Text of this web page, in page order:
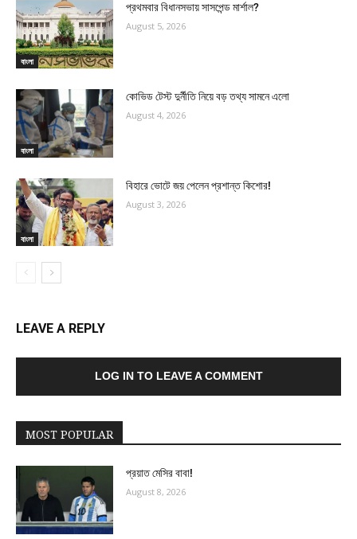
বাংলা
প্রথমবার বিধানসভায় সাসপেন্ড মার্শাল?
August 5, 2026
বাংলা
কোভিড টেস্ট দুর্নীতি নিয়ে বড় তথ্য সামনে এলো
August 4, 2026
বাংলা
বিহারে ভোটে জয় পেলেন প্রশান্ত কিশোর!
August 3, 2026
LEAVE A REPLY
LOG IN TO LEAVE A COMMENT
MOST POPULAR
প্রয়াত মেসির বাবা!
August 8, 2026